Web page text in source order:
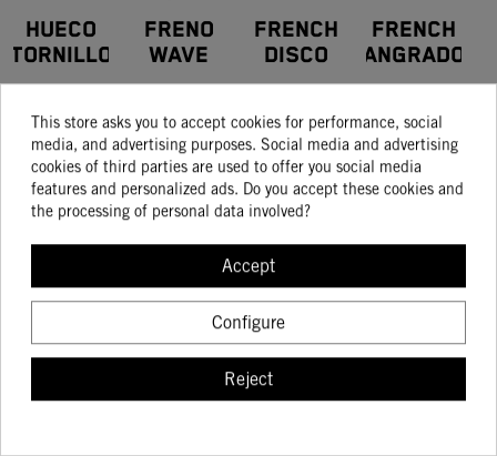
HUECO
TORNILLO
PURGADOR
FRENO
49.07
41.71
BUY
FRENO
WAVE
DISCO
196.02
166.62
BUY
FRENCH
DISCO
"WAVE"
149.07
126.71
BUY
FRENCH
SANGRADOR
39.99
33.99
BUY
Determinadas características de los vehículos que aparecen en las
imágenes pueden variar con respecto a los modelos de serie, y algunas
This store asks you to accept cookies for performance, social
media, and advertising purposes. Social media and advertising
cookies of third parties are used to offer you social media
features and personalized ads. Do you accept these cookies and
the processing of personal data involved?
Accept
Configure
Reject